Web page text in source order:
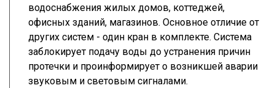
водоснабжения жилых домов, коттеджей,
офисных зданий, магазинов. Основное отличие от
других систем - один кран в комплекте. Система
заблокирует подачу воды до устранения причин
протечки и проинформирует о возникшей аварии
звуковым и световым сигналами.